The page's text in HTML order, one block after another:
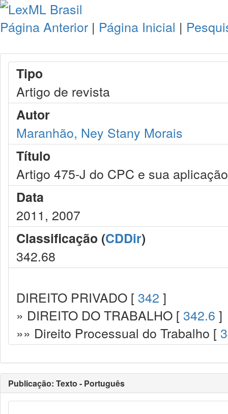
Página Anterior | Página Inicial |
Tipo
Artigo de revista
Autor
Maranhão, Ney Stany Morais
Título
Artigo 475-J do CPC e sua
Data
2011, 2007
Classificação (CDDir)
342.68
DIREITO PRIVADO [ 342 ]
» DIREITO DO TRABALHO [ 342.6 ]
»» Direito Processual do Trabalho [
Publicação: Texto - Português